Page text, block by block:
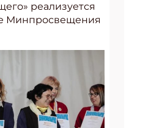
реализуется
Минпросвещения